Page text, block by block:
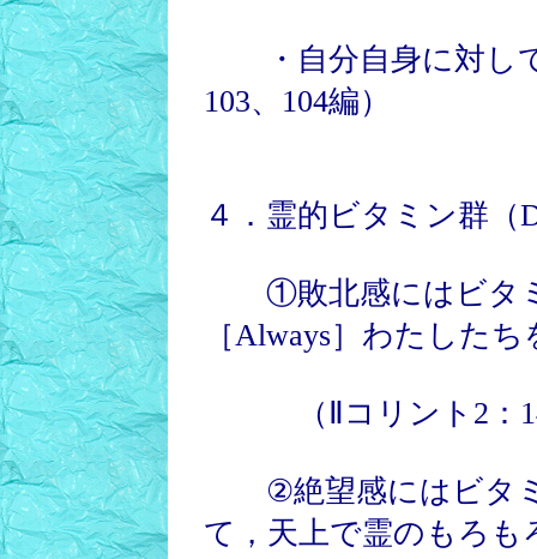
・自分自身に対し
103、104編）
４．霊的ビタミン群（
①敗北感にはビタ
［Always］わたした
（Ⅱコリント2：
②絶望感にはビタミ
て，天上で霊のもろ